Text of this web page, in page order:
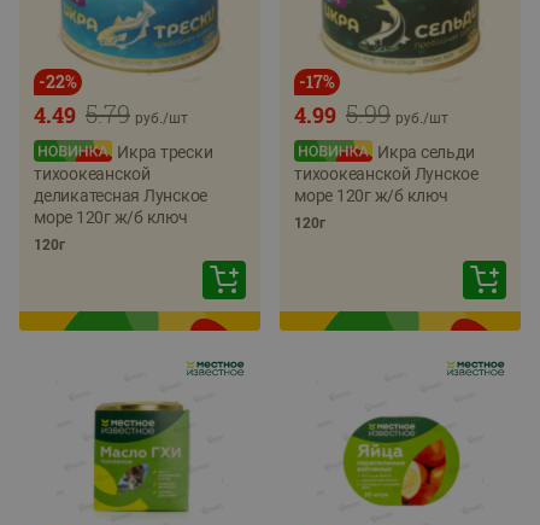
-22%
5.79
4.49 руб./шт
Икра трески
тихоокеанской
деликатесная Лунское
море 120г ж/б ключ
120г
-17%
5.99
4.99 руб./шт
Икра сельди
тихоокеанской Лунское
море 120г ж/б ключ
120г